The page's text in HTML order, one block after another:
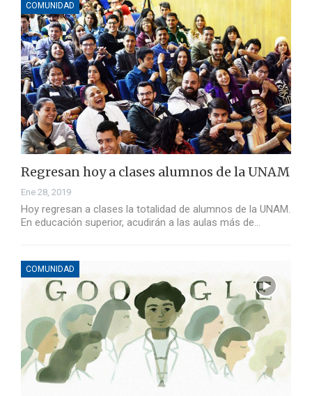
COMUNIDAD
Regresan hoy a clases alumnos de la UNAM
Ene 28, 2019
Hoy regresan a clases la totalidad de alumnos de la UNAM.
En educación superior, acudirán a las aulas más de…
COMUNIDAD